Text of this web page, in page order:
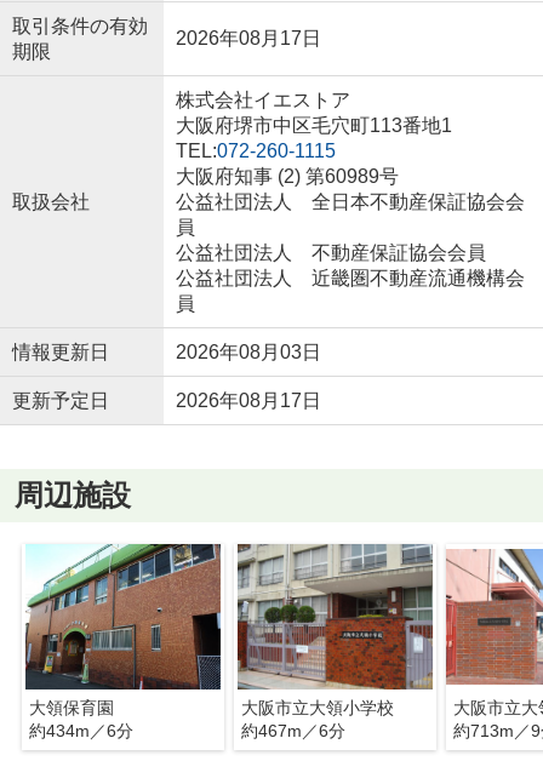
取引条件の有効
期限
2026年08月17日
取扱会社
株式会社イエストア
大阪府堺市中区毛穴町113番地1
TEL:072-260-1115
大阪府知事 (2) 第60989号
公益社団法人 全日本不動産保証協会会
員
公益社団法人 不動産保証協会会員
公益社団法人 近畿圏不動産流通機構会
員
情報更新日 2026年08月03日
更新予定日 2026年08月17日
周辺施設
大領保育園
約434m／6分
大阪市立大領小学校
約467m／6分
大阪市立大
約713m／